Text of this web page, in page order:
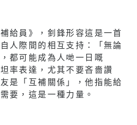
給員》，釗鋒形容這是一首
人際間的相互支持：「無論
都可能成為人哋一日嘅
率表達，尤其不要吝嗇讚
是「互補關係」，他指能給
要，這是一種力量。